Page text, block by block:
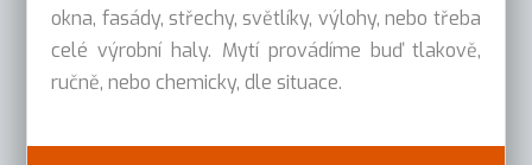
okna, fasády, střechy, světlíky, výlohy, nebo třeba
celé výrobní haly. Mytí provádíme buď tlakově,
ručně, nebo chemicky, dle situace.